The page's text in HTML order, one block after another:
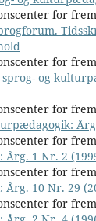
for
for
og
for
for
1 Nr. 2
for
10 Nr. 29
for